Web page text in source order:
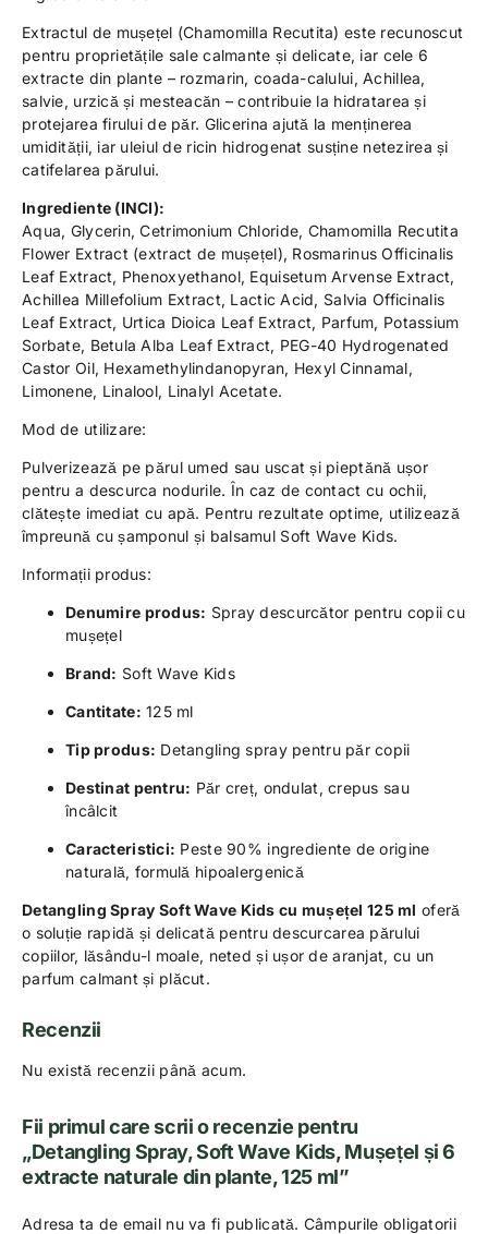
Extractul de mușețel (Chamomilla Recutita) este recunoscut
pentru proprietățile sale calmante și delicate, iar cele 6
extracte din plante – rozmarin, coada-calului, Achillea,
salvie, urzică și mesteacăn – contribuie la hidratarea și
protejarea firului de păr. Glicerina ajută la menținerea
umidității, iar uleiul de ricin hidrogenat susține netezirea și
catifelarea părului.
Ingrediente (INCI):
Aqua, Glycerin, Cetrimonium Chloride, Chamomilla Recutita
Flower Extract (extract de mușețel), Rosmarinus Officinalis
Leaf Extract, Phenoxyethanol, Equisetum Arvense Extract,
Achillea Millefolium Extract, Lactic Acid, Salvia Officinalis
Leaf Extract, Urtica Dioica Leaf Extract, Parfum, Potassium
Sorbate, Betula Alba Leaf Extract, PEG-40 Hydrogenated
Castor Oil, Hexamethylindanopyran, Hexyl Cinnamal,
Limonene, Linalool, Linalyl Acetate.
Mod de utilizare:
Pulverizează pe părul umed sau uscat și pieptănă ușor
pentru a descurca nodurile. În caz de contact cu ochii,
clătește imediat cu apă. Pentru rezultate optime, utilizează
împreună cu șamponul și balsamul Soft Wave Kids.
Informații produs:
Denumire produs: Spray descurcător pentru copii cu
mușețel
Brand: Soft Wave Kids
Cantitate: 125 ml
Tip produs: Detangling spray pentru păr copii
Destinat pentru: Păr creț, ondulat, crepus sau
încâlcit
Caracteristici: Peste 90% ingrediente de origine
naturală, formulă hipoalergenică
Detangling Spray Soft Wave Kids cu mușețel 125 ml oferă
o soluție rapidă și delicată pentru descurcarea părului
copiilor, lăsându-l moale, neted și ușor de aranjat, cu un
parfum calmant și plăcut.
Recenzii
Nu există recenzii până acum.
Fii primul care scrii o recenzie pentru
„Detangling Spray, Soft Wave Kids, Mușețel și 6
extracte naturale din plante, 125 ml”
Adresa ta de email nu va fi publicată. Câmpurile obligatorii